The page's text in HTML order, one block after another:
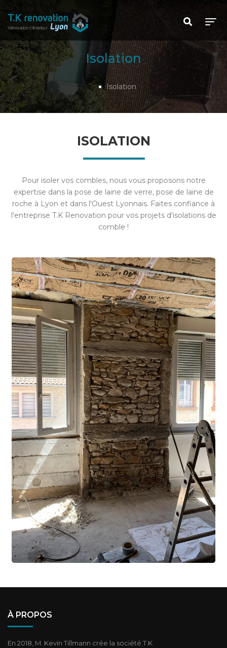
Isolation
Isolation
ISOLATION
Pour isoler vos combles, nous vous proposons notre
expertise dans la pose de laine de verre, pose de laine de
roche à Lyon et dans l'Ouest Lyonnais. Faites confiance à
l'entreprise T.K Renovation pour vos projets d'isolations de
comble !
À PROPOS
En 2018, M. Kevin Tillmann crée la société T.K